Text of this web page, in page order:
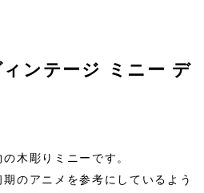
ンテージ ミニー デ
木彫りミニーです。
のアニメを参考にしているよう